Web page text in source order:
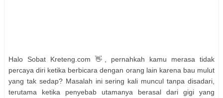
Halo Sobat Kreteng.com 👋, pernahkah kamu merasa tidak
percaya diri ketika berbicara dengan orang lain karena bau mulut
yang tak sedap? Masalah ini sering kali muncul tanpa disadari,
terutama ketika penyebab utamanya berasal dari gigi yang